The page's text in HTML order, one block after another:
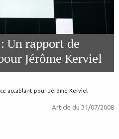
Un rapport de
Jérôme Kerviel
accablant pour Jérôme Kerviel
Article du 31/07/2008